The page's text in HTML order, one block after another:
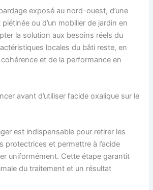
bardage exposé au nord-ouest, d’une
ou d’un mobilier de jardin en
la solution aux besoins réels du
locales du bâti reste, en
et de la performance en
avant d’utiliser l’acide oxalique sur le
est indispensable pour retirer les
protectrices et permettre à l’acide
uniformément. Cette étape garantit
du traitement et un résultat